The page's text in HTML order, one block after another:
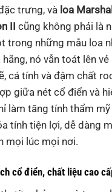
trưng, và loa Marshall
II cũng không phải là
trong những mẫu loa
hãng, nó vẫn toát lên vẻ
cá tính và đậm chất
giữa nét cổ điển và
làm tăng tính thẩm
tính tiện lợi, dễ dàng
mọi lúc mọi nơi.
cổ điển, chất liệu cao